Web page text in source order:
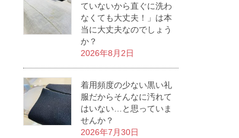
ていないから直ぐに洗わ
なくても大丈夫！」は本
当に大丈夫なのでしょう
か？
2026年8月2日
着用頻度の少ない黒い礼
服だからそんなに汚れて
はいない…と思っていま
せんか？
2026年7月30日